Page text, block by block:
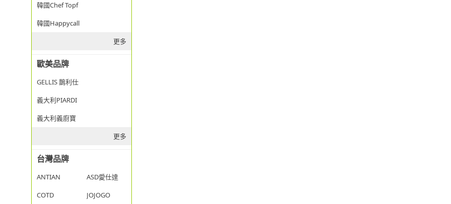
韓國Chef Topf
韓國Happycall
更多
歐美品牌
GELLIS 鵲利仕
義大利PIARDI
義大利義廚寶
更多
台灣品牌
ANTIAN
ASD愛仕達
COTD
JOJOGO